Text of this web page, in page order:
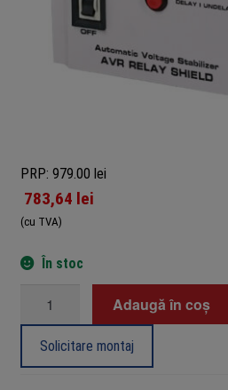
PRP: 979.00 lei
783,64 lei
(cu TVA)
În stoc
Adaugă în coș
Solicitare montaj